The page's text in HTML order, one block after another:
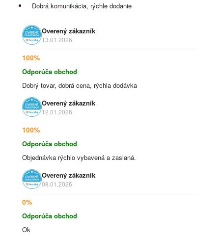
Dobrá komunikácia, rýchle dodanie
Overený zákazník
13.01.2026
100%
Odporúča obchod
Dobrý tovar, dobrá cena, rýchla dodávka
Overený zákazník
12.01.2026
100%
Odporúča obchod
Objednávka rýchlo vybavená a zaslaná.
Overený zákazník
08.01.2026
0%
Odporúča obchod
Ok